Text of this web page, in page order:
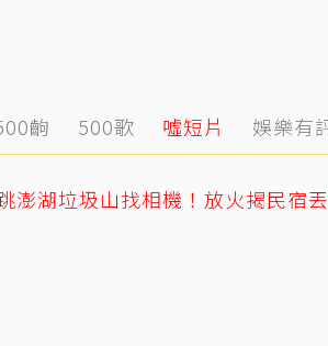
齣 500歌 噓短片 娛樂有
澎湖垃圾山找相機！放火揭民宿